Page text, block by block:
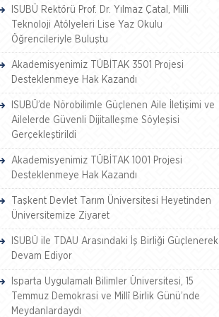
ISUBÜ Rektörü Prof. Dr. Yılmaz Çatal, Milli
Teknoloji Atölyeleri Lise Yaz Okulu
Öğrencileriyle Buluştu
Akademisyenimiz TÜBİTAK 3501 Projesi
Desteklenmeye Hak Kazandı
ISUBÜ’de Nörobilimle Güçlenen Aile İletişimi ve
Ailelerde Güvenli Dijitalleşme Söyleşisi
Gerçekleştirildi
Akademisyenimiz TÜBİTAK 1001 Projesi
Desteklenmeye Hak Kazandı
Taşkent Devlet Tarım Üniversitesi Heyetinden
Üniversitemize Ziyaret
ISUBÜ ile TDAU Arasındaki İş Birliği Güçlenerek
Devam Ediyor
Isparta Uygulamalı Bilimler Üniversitesi, 15
Temmuz Demokrasi ve Millî Birlik Günü’nde
Meydanlardaydı